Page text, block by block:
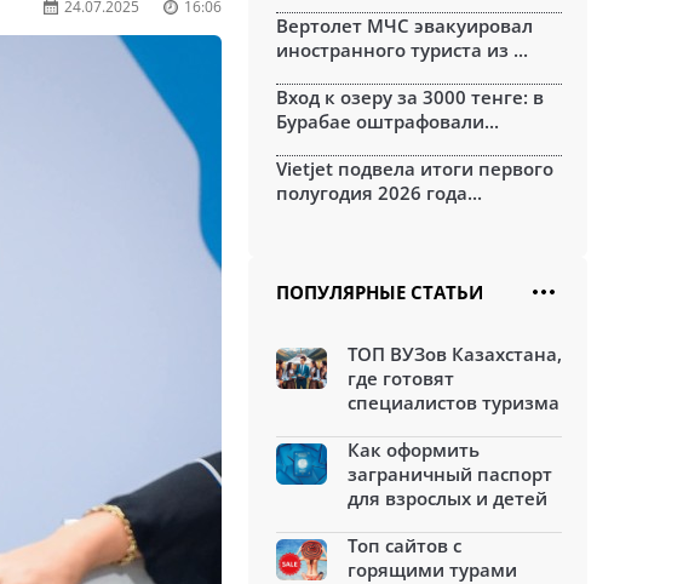
24.07.2025 16:06
Вертолет МЧС эвакуировал
иностранного туриста из ...
Вход к озеру за 3000 тенге: в
Бурабае оштрафовали...
Vietjet подвела итоги первого
полугодия 2026 года...
ПОПУЛЯРНЫЕ СТАТЬИ
ТОП ВУЗов Казахстана,
где готовят
специалистов туризма
Как оформить
заграничный паспорт
для взрослых и детей
Топ сайтов с
горящими турами